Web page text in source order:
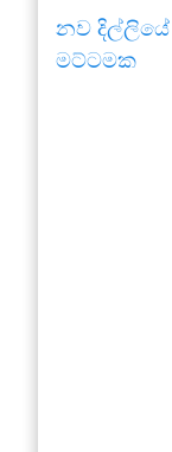
නව
මට්ටමක